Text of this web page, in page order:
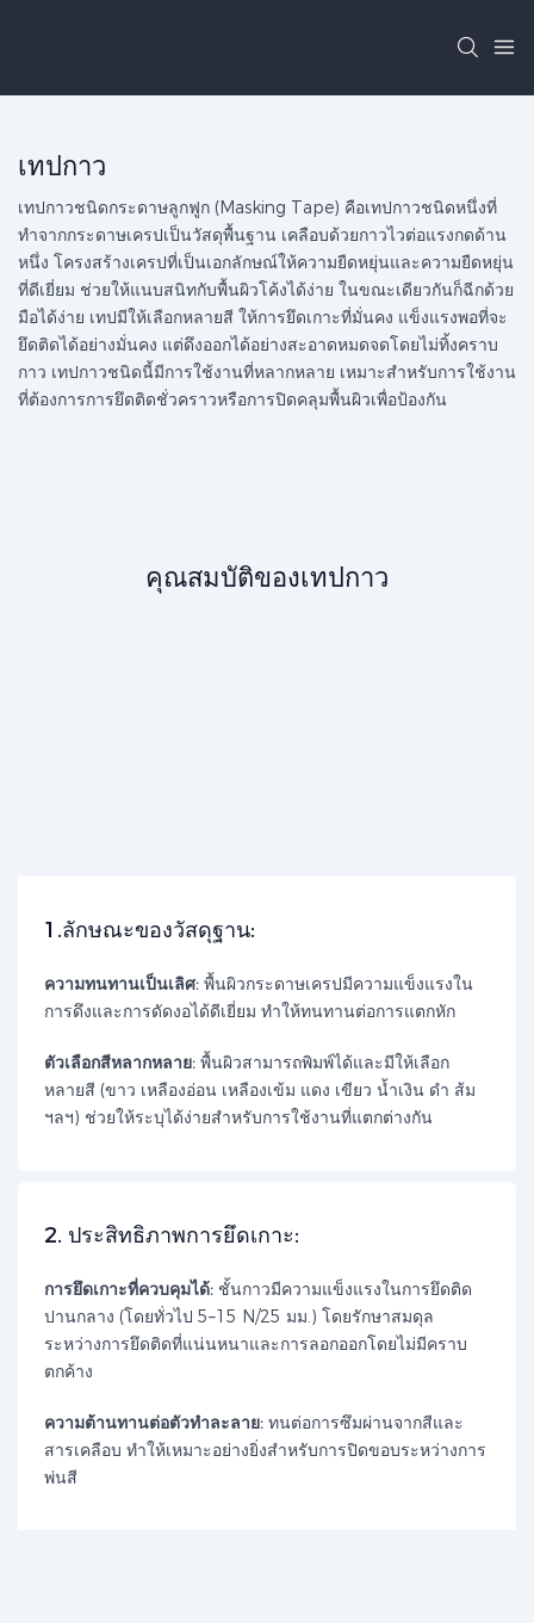
เทปกาว
เทปกาวชนิดกระดาษลูกฟูก (Masking Tape) คือเทปกาวชนิดหนึ่งที่
ทำจากกระดาษเครปเป็นวัสดุพื้นฐาน เคลือบด้วยกาวไวต่อแรงกดด้าน
หนึ่ง โครงสร้างเครปที่เป็นเอกลักษณ์ให้ความยืดหยุ่นและความยืดหยุ่น
ที่ดีเยี่ยม ช่วยให้แนบสนิทกับพื้นผิวโค้งได้ง่าย ในขณะเดียวกันก็ฉีกด้วย
มือได้ง่าย เทปมีให้เลือกหลายสี ให้การยึดเกาะที่มั่นคง แข็งแรงพอที่จะ
ยึดติดได้อย่างมั่นคง แต่ดึงออกได้อย่างสะอาดหมดจดโดยไม่ทิ้งคราบ
กาว เทปกาวชนิดนี้มีการใช้งานที่หลากหลาย เหมาะสำหรับการใช้งาน
ที่ต้องการการยึดติดชั่วคราวหรือการปิดคลุมพื้นผิวเพื่อป้องกัน
คุณสมบัติของเทปกาว
1.ลักษณะของวัสดุฐาน:​​
ความทนทานเป็นเลิศ: พื้นผิวกระดาษเครปมีความแข็งแรงใน
การดึงและการดัดงอได้ดีเยี่ยม ทำให้ทนทานต่อการแตกหัก
ตัวเลือกสีหลากหลาย: พื้นผิวสามารถพิมพ์ได้และมีให้เลือก
หลายสี (ขาว เหลืองอ่อน เหลืองเข้ม แดง เขียว น้ำเงิน ดำ ส้ม
ฯลฯ) ช่วยให้ระบุได้ง่ายสำหรับการใช้งานที่แตกต่างกัน
​2. ประสิทธิภาพการยึดเกาะ:​​
การยึดเกาะที่ควบคุมได้: ชั้นกาวมีความแข็งแรงในการยึดติด
ปานกลาง (โดยทั่วไป 5–15 N/25 มม.) โดยรักษาสมดุล
ระหว่างการยึดติดที่แน่นหนาและการลอกออกโดยไม่มีคราบ
ตกค้าง
ความต้านทานต่อตัวทำละลาย: ทนต่อการซึมผ่านจากสีและ
สารเคลือบ ทำให้เหมาะอย่างยิ่งสำหรับการปิดขอบระหว่างการ
พ่นสี